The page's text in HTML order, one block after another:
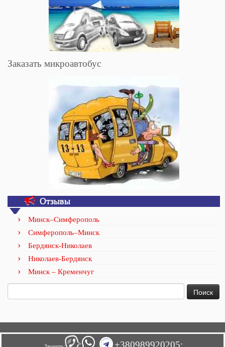
Заказать микроавтобус
Отзывы
Минск–Симферополь
Симферополь–Минск
Бердянск-Николаев
Николаев-Бердянск
Минск – Кременчуг
Звонить: +380989920205;